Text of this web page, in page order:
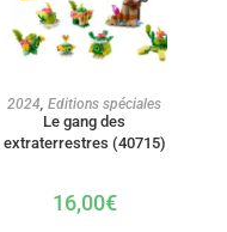
AJOUTER AU PANIER
2024, Editions spéciales
Le gang des
extraterrestres (40715)
16,00€